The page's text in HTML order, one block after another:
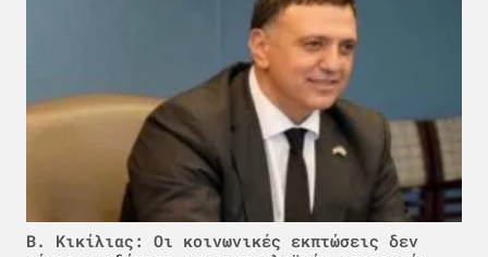
Β. Κικίλιας: Οι κοινωνικές εκπτώσεις δεν